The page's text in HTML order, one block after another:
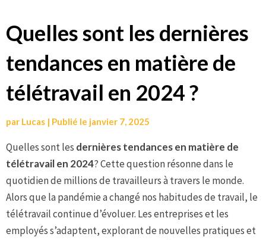
Aller
au
contenu
Quelles sont les dernières
tendances en matière de
télétravail en 2024 ?
par Lucas | Publié le janvier 7, 2025
Quelles sont les dernières tendances en matière de
télétravail en 2024? Cette question résonne dans le
quotidien de millions de travailleurs à travers le monde.
Alors que la pandémie a changé nos habitudes de travail, le
télétravail continue d’évoluer. Les entreprises et les
employés s’adaptent, explorant de nouvelles pratiques et